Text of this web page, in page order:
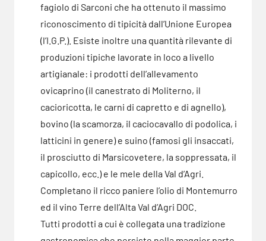
fagiolo di Sarconi che ha ottenuto il massimo
riconoscimento di tipicità dall’Unione Europea
(l’I.G.P.). Esiste inoltre una quantità rilevante di
produzioni tipiche lavorate in loco a livello
artigianale: i prodotti dell’allevamento
ovicaprino (il canestrato di Moliterno, il
cacioricotta, le carni di capretto e di agnello),
bovino (la scamorza, il caciocavallo di podolica, i
latticini in genere) e suino (famosi gli insaccati,
il prosciutto di Marsicovetere, la soppressata, il
capicollo, ecc.) e le mele della Val d’Agri.
Completano il ricco paniere l’olio di Montemurro
ed il vino Terre dell’Alta Val d’Agri DOC.
Tutti prodotti a cui è collegata una tradizione